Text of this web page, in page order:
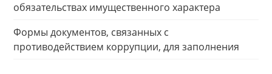
обязательствах имущественного характера
Формы документов, связанных с
противодействием коррупции, для заполнения